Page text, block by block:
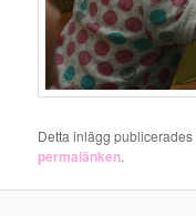
Detta inlägg
permalänken.